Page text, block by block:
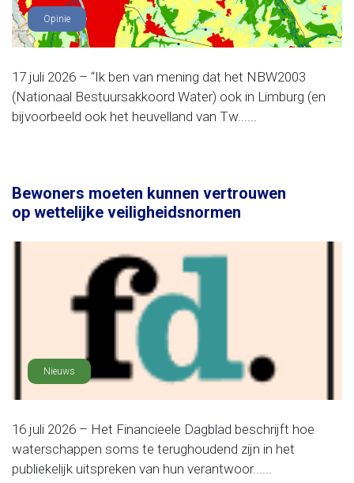
Opinie
17 juli 2026 – “Ik ben van mening dat het NBW2003
(Nationaal Bestuursakkoord Water) ook in Limburg (en
bijvoorbeeld ook het heuvelland van Tw......
Bewoners moeten kunnen vertrouwen
op wettelijke veiligheidsnormen
Nieuws
16 juli 2026 – Het Financieele Dagblad beschrijft hoe
waterschappen soms te terughoudend zijn in het
publiekelijk uitspreken van hun verantwoor......